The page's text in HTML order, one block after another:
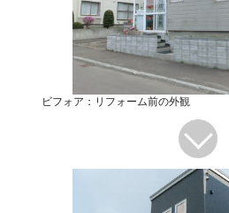
ビフォア：リフォーム前の外観